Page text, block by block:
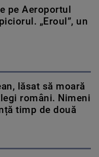
pe Aeroportul
„Eroul”, un
lăsat să moară
români. Nimeni
timp de două